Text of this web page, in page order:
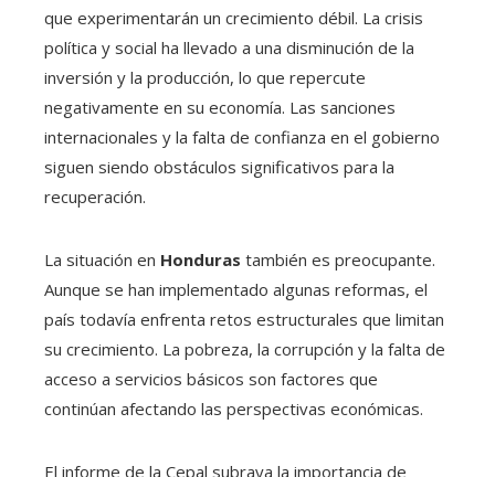
que experimentarán un crecimiento débil. La crisis
política y social ha llevado a una disminución de la
inversión y la producción, lo que repercute
negativamente en su economía. Las sanciones
internacionales y la falta de confianza en el gobierno
siguen siendo obstáculos significativos para la
recuperación.
La situación en Honduras también es preocupante.
Aunque se han implementado algunas reformas, el
país todavía enfrenta retos estructurales que limitan
su crecimiento. La pobreza, la corrupción y la falta de
acceso a servicios básicos son factores que
continúan afectando las perspectivas económicas.
El informe de la Cepal subraya la importancia de